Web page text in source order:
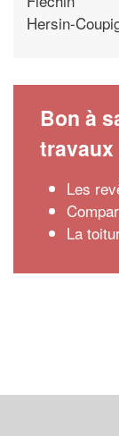
Hersin-
Bon à
travaux
Les
La